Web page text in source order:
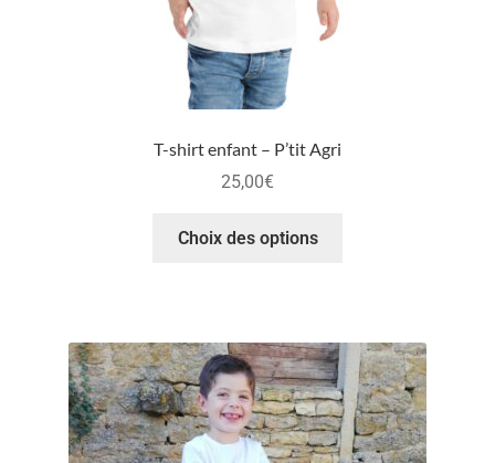
T-shirt enfant – P’tit Agri
25,00€
Choix des options